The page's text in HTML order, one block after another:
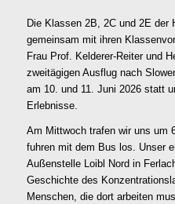
Die Klassen 2B, 2C und 2E der
gemeinsam mit ihren
Frau Prof. Kelderer-Reiter und
zweitägigen Ausflug nach
am 10. und 11. Juni 2026 statt
Erlebnisse.
Am Mittwoch trafen wir uns um
fuhren mit dem Bus los. Unser
Außenstelle Loibl Nord in
Geschichte des
Menschen, die dort arbeiten